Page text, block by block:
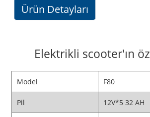
Ürün Detayları
Elektrikli scooter'ın
Model F80
Pil 12V*5 32 AH